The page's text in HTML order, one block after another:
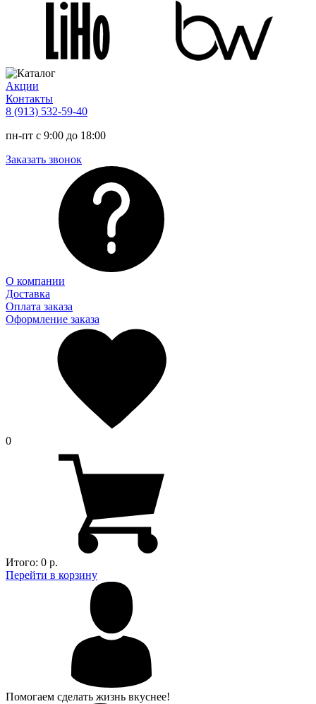
Акции
Контакты
8 (913) 532-59-40
пн-пт с 9:00 до 18:00
Заказать звонок
О компании
Доставка
Оплата заказа
Оформление заказа
0
Итого: 0 р.
Перейти в корзину
Помогаем сделать жизнь вкуснее!